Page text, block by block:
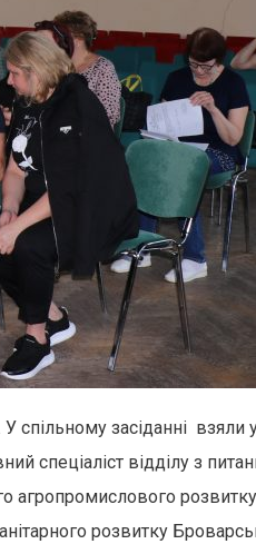
спільному засіданні взяли
спеціаліст відділу з
агропромислового розвитку
розвитку